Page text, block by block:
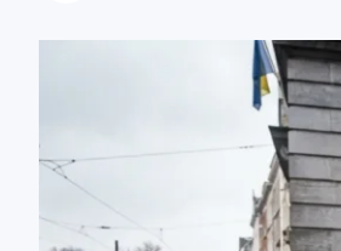
zaobserwuj nas